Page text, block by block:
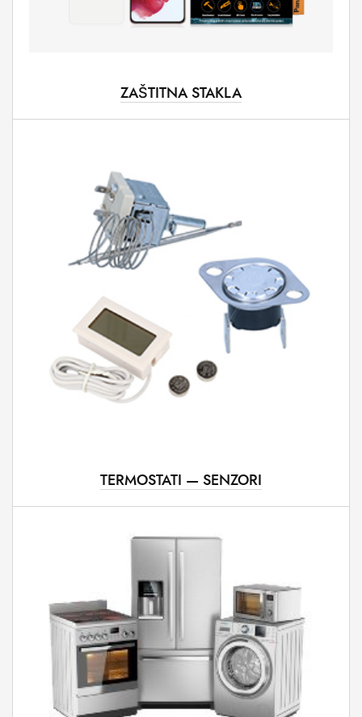
ZAŠTITNA STAKLA
TERMOSTATI — SENZORI